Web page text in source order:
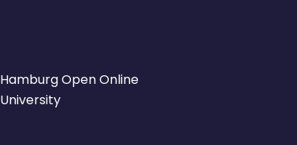
Hamburg Open Online
University